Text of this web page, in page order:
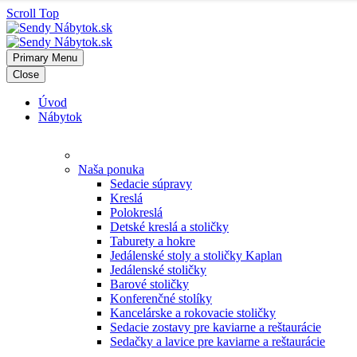
Scroll Top
Primary Menu
Close
Úvod
Nábytok
Naša ponuka
Sedacie súpravy
Kreslá
Polokreslá
Detské kreslá a stoličky
Taburety a hokre
Jedálenské stoly a stoličky Kaplan
Jedálenské stoličky
Barové stoličky
Konferenčné stolíky
Kancelárske a rokovacie stoličky
Sedacie zostavy pre kaviarne a reštaurácie
Sedačky a lavice pre kaviarne a reštaurácie